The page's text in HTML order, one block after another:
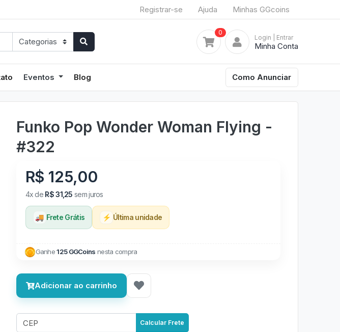
Registrar-se Ajuda Minhas GGcoins
0
Login | Entrar
Minha Conta
Eventos Blog Como Anunciar
Funko Pop Wonder Woman Flying -
#322
R$ 125,00
4x de R$ 31,25 sem juros
🚚 Frete Grátis ⚡ Última unidade
Ganhe125 GGCoins nesta compra
Adicionar ao carrinho
Calcular Frete